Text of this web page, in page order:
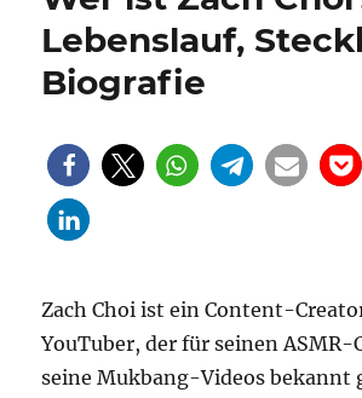
Lebenslauf,
Biografie
Zach Choi ist ein Content-
YouTuber, der für seinen
seine Mukbang-Videos bekannt